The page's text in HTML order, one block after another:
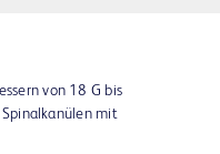
von 18 G bis
Spinalkanülen mit